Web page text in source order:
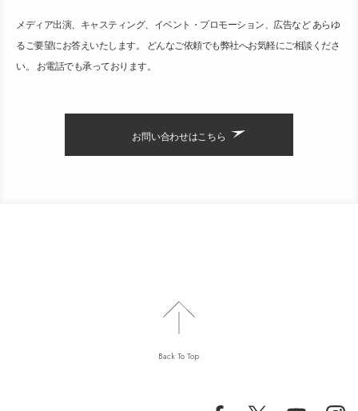
メディア出演、キャスティング、イベント・プロモーション、広告など あらゆ
るご要望にお答えいたします。 どんなご依頼でも弊社へお気軽にご相談くださ
い。 お電話でも承っております。
お問い合わせはこちら
Back To Top